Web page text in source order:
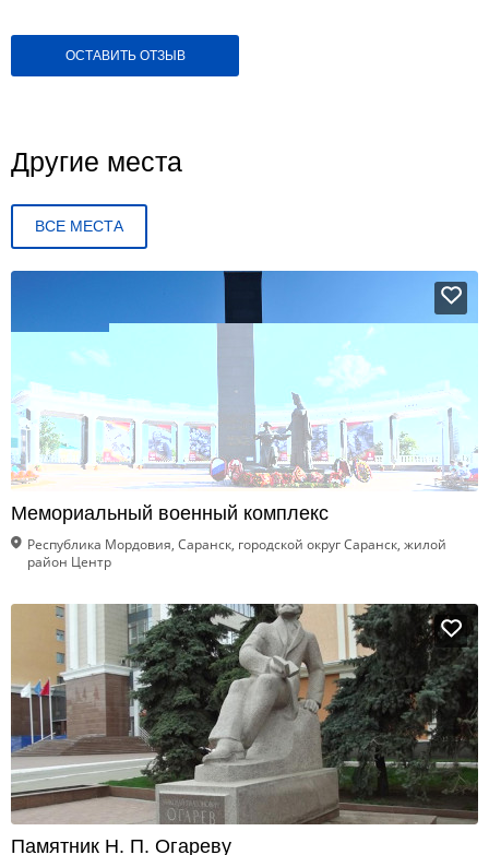
ОСТАВИТЬ ОТЗЫВ
Другие места
ВСЕ МЕСТА
Мемориальный военный комплекс
Республика Мордовия, Саранск, городской округ Саранск, жилой
район Центр
Памятник Н. П. Огареву